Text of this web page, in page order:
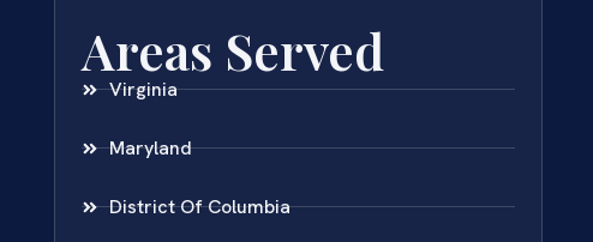
Areas Served
Virginia
Maryland
District Of Columbia